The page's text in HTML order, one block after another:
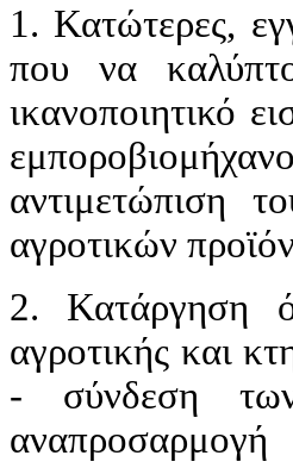
1. Κατώτερες,
που να
ικανοποιητικό
αντιμετώπιση
αγροτικών
2. Κατάργηση
αγροτικής και
- σύνδεση